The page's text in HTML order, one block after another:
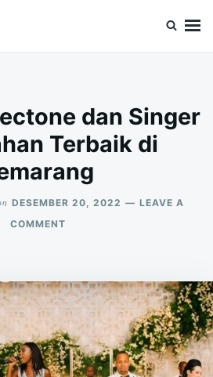
dan Singer
Terbaik di
DESEMBER 20, 2022
LEAVE A
COMMENTON
DAN
SINGER
PERNIKAHAN
TERBAIK
DI
SEMARANG